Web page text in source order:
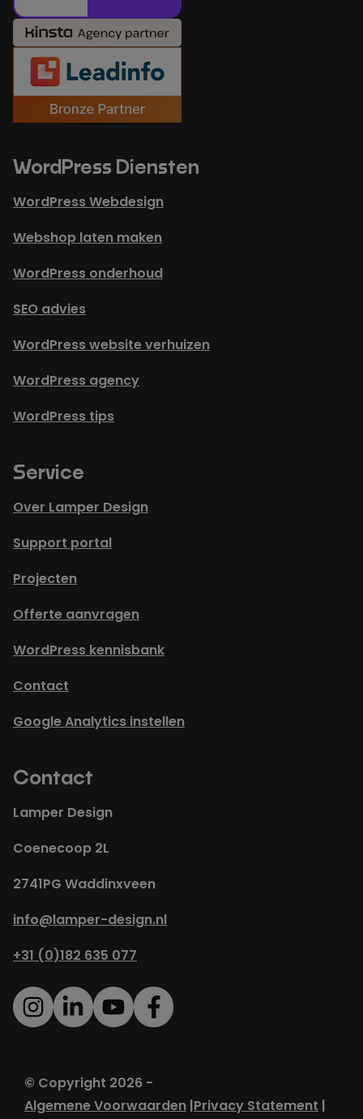
WordPress Diensten
WordPress Webdesign
Webshop laten maken
WordPress onderhoud
SEO advies
WordPress website verhuizen
WordPress agency
WordPress tips
Service
Over Lamper Design
Support portal
Projecten
Offerte aanvragen
WordPress kennisbank
Contact
Google Analytics instellen
Contact
Lamper Design
Coenecoop 2L
2741PG Waddinxveen
info@lamper-design.nl
+31 (0)182 635 077
© Copyright 2026 -
Algemene Voorwaarden Privacy Statement